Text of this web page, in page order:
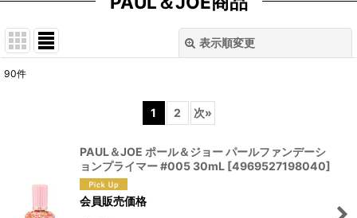
表示順変更
絞り込む
90件
1 2 次»
PAUL＆JOE ポール＆ジョー パールファンデーシ
ョンプライマー #005 30mL [4969527198040]
会員販売価格